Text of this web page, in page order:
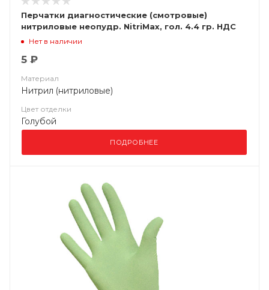
Перчатки диагностические (смотровые)
нитриловые неопудр. NitriMax, гол. 4.4 гр. НДС
(10%)
Нет в наличии
5 ₽
Материал
Нитрил (нитриловые)
Цвет отделки
Голубой
ПОДРОБНЕЕ